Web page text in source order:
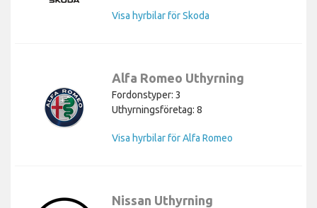
Visa hyrbilar för Skoda
Alfa Romeo Uthyrning
Fordonstyper: 3
Uthyrningsföretag: 8
Visa hyrbilar för Alfa Romeo
Nissan Uthyrning